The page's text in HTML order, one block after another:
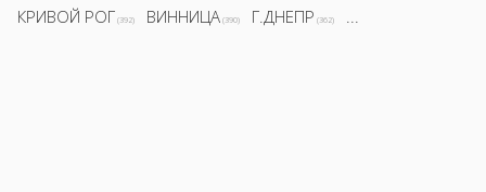
КРИВОЙ РОГ (392) ВИННИЦА (390) Г.ДНЕПР (362) ...